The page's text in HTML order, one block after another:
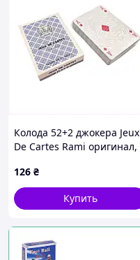
Колода 52+2 джокера Jeux
De Cartes Rami оригинал,
126 ₴
Купить